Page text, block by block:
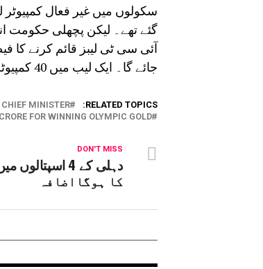
سکولوں میں غیر فعال
آئی سی ٹی لیبز قائم کرنے کا
جائے گا۔ ایک لیب میں 40 کمپیوٹر ہوں گے۔
RELATED TOPICS:
CHIEF MINISTER
FOR WINNING OLYMPIC GOLD
DON'T MISS
کا ہوگااضافہ